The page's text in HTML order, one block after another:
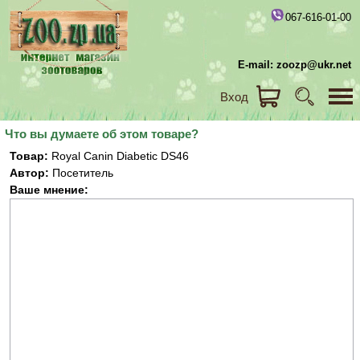
067-616-01-00
E-mail: zoozp@ukr.net
Вход
Что вы думаете об этом товаре?
Товар: Royal Canin Diabetic DS46
Автор: Посетитель
Ваше мнение: